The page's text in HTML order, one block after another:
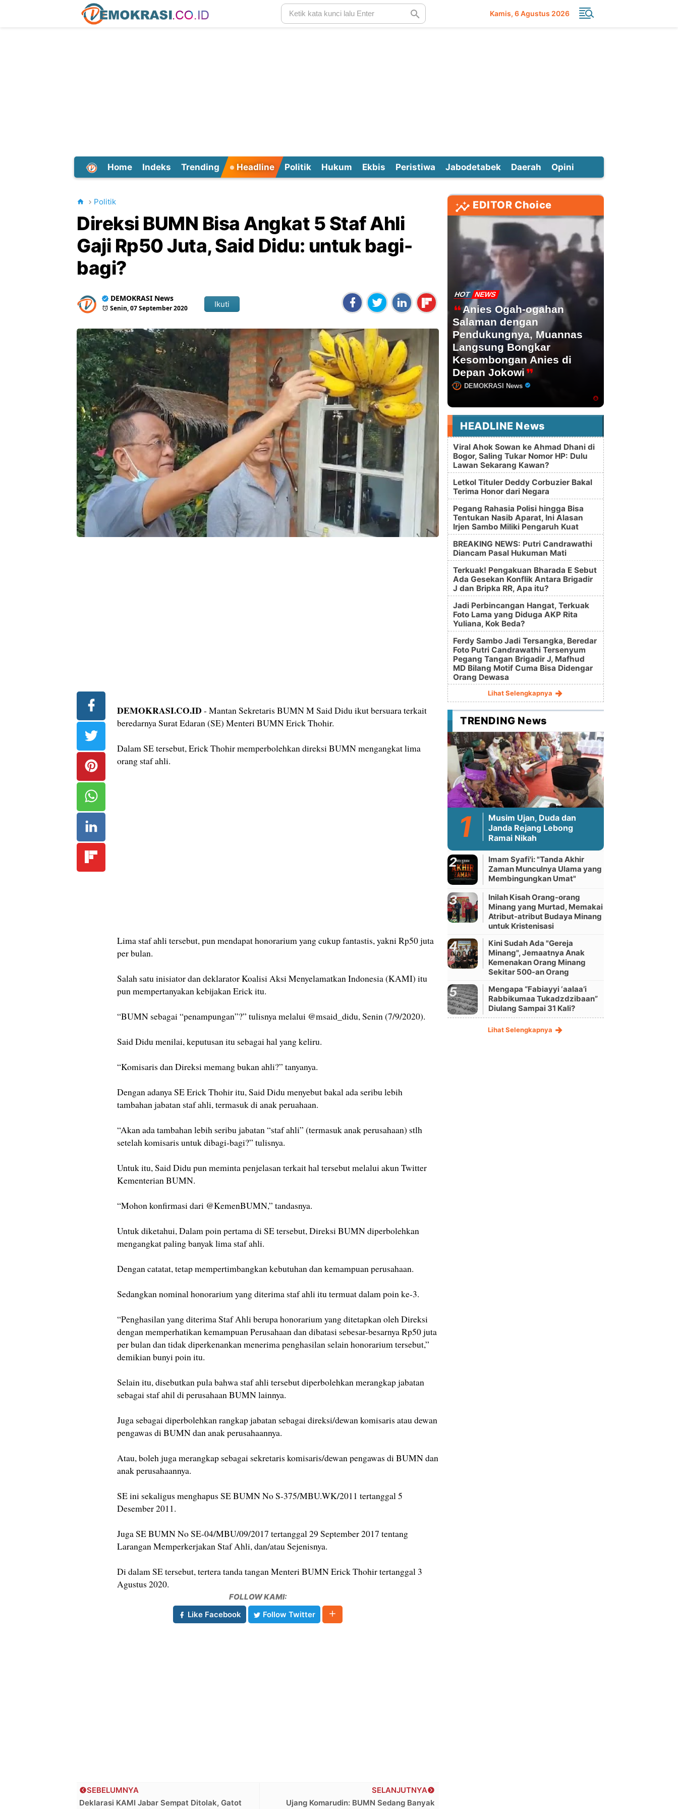
Kamis 6 Agustus 2026
Home Indeks Trending Headline Politik Hukum Ekbis Peristiwa Jabodetabek Daerah Opini
Politik
Direksi BUMN Bisa Angkat 5 Staf Ahli
Gaji Rp50 Juta, Said Didu: untuk bagi-
bagi?
DEMOKRASI News
Senin, 07 September 2020 Ikuti
DEMOKRASI.CO.ID - Mantan Sekretaris BUMN M Said Didu ikut bersuara terkait
beredarnya Surat Edaran (SE) Menteri BUMN Erick Thohir.
Dalam SE tersebut, Erick Thohir memperbolehkan direksi BUMN mengangkat lima
orang staf ahli.
Lima staf ahli tersebut, pun mendapat honorarium yang cukup fantastis, yakni Rp50 juta
per bulan.
Salah satu inisiator dan deklarator Koalisi Aksi Menyelamatkan Indonesia (KAMI) itu
pun mempertanyakan kebijakan Erick itu.
“BUMN sebagai “penampungan”?” tulisnya melalui @msaid_didu, Senin (7/9/2020).
Said Didu menilai, keputusan itu sebagai hal yang keliru.
“Komisaris dan Direksi memang bukan ahli?” tanyanya.
Dengan adanya SE Erick Thohir itu, Said Didu menyebut bakal ada seribu lebih
tambahan jabatan staf ahli, termasuk di anak peruahaan.
“Akan ada tambahan lebih seribu jabatan “staf ahli” (termasuk anak perusahaan) stlh
setelah komisaris untuk dibagi-bagi?” tulisnya.
Untuk itu, Said Didu pun meminta penjelasan terkait hal tersebut melalui akun Twitter
Kementerian BUMN.
“Mohon konfirmasi dari @KemenBUMN,” tandasnya.
Untuk diketahui, Dalam poin pertama di SE tersebut, Direksi BUMN diperbolehkan
mengangkat paling banyak lima staf ahli.
Dengan catatat, tetap mempertimbangkan kebutuhan dan kemampuan perusahaan.
Sedangkan nominal honorarium yang diterima staf ahli itu termuat dalam poin ke-3.
“Penghasilan yang diterima Staf Ahli berupa honorarium yang ditetapkan oleh Direksi
dengan memperhatikan kemampuan Perusahaan dan dibatasi sebesar-besarnya Rp50 juta
per bulan dan tidak diperkenankan menerima penghasilan selain honorarium tersebut,”
demikian bunyi poin itu.
Selain itu, disebutkan pula bahwa staf ahli tersebut diperbolehkan merangkap jabatan
sebagai staf ahil di perusahaan BUMN lainnya.
Juga sebagai diperbolehkan rangkap jabatan sebagai direksi/dewan komisaris atau dewan
pengawas di BUMN dan anak perusahaannya.
Atau, boleh juga merangkap sebagai sekretaris komisaris/dewan pengawas di BUMN dan
anak perusahaannya.
SE ini sekaligus menghapus SE BUMN No S-375/MBU.WK/2011 tertanggal 5
Desember 2011.
Juga SE BUMN No SE-04/MBU/09/2017 tertanggal 29 September 2017 tentang
Larangan Memperkerjakan Staf Ahli, dan/atau Sejenisnya.
Di dalam SE tersebut, tertera tanda tangan Menteri BUMN Erick Thohir tertanggal 3
Agustus 2020.
FOLLOW KAMI:
Like Facebook
Follow Twitter
SELANJUTNYA
Ujang Komarudin: BUMN Sedang Banyak
SEBELUMNYA
Deklarasi KAMI Jabar Sempat Ditolak, Gatot
EDITOR Choice
HOT NEWS
Anies Ogah-ogahan
Salaman dengan
Pendukungnya, Muannas
Langsung Bongkar
Kesombongan Anies di
Depan Jokowi
DEMOKRASI News
HEADLINE News
Viral Ahok Sowan ke Ahmad Dhani di
Bogor, Saling Tukar Nomor HP: Dulu
Lawan Sekarang Kawan?
Letkol Tituler Deddy Corbuzier Bakal
Terima Honor dari Negara
Pegang Rahasia Polisi hingga Bisa
Tentukan Nasib Aparat, Ini Alasan
Irjen Sambo Miliki Pengaruh Kuat
BREAKING NEWS: Putri Candrawathi
Diancam Pasal Hukuman Mati
Terkuak! Pengakuan Bharada E Sebut
Ada Gesekan Konflik Antara Brigadir
J dan Bripka RR, Apa itu?
Jadi Perbincangan Hangat, Terkuak
Foto Lama yang Diduga AKP Rita
Yuliana, Kok Beda?
Ferdy Sambo Jadi Tersangka, Beredar
Foto Putri Candrawathi Tersenyum
Pegang Tangan Brigadir J, Mafhud
MD Bilang Motif Cuma Bisa Didengar
Orang Dewasa
Lihat Selengkapnya
TRENDING News
Musim Ujan, Duda dan
Janda Rejang Lebong
Ramai Nikah
Imam Syafi'i: "Tanda Akhir
Zaman Munculnya Ulama yang
Membingungkan Umat"
Inilah Kisah Orang-orang
Minang yang Murtad, Memakai
Atribut-atribut Budaya Minang
untuk Kristenisasi
Kini Sudah Ada "Gereja
Minang", Jemaatnya Anak
Kemenakan Orang Minang
Sekitar 500-an Orang
Mengapa “Fabiayyi ‘aalaa’i
Rabbikumaa Tukadzdzibaan”
Diulang Sampai 31 Kali?
Lihat Selengkapnya